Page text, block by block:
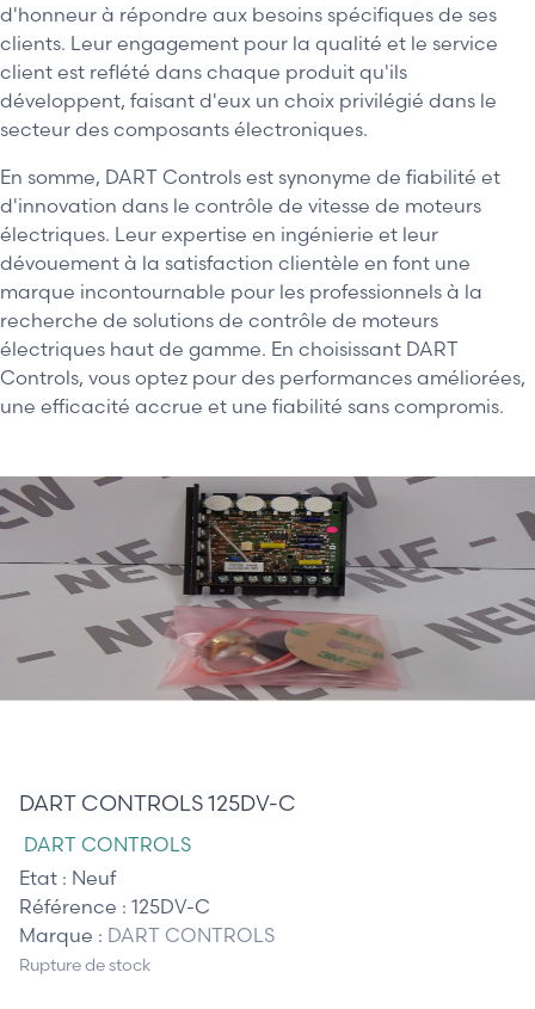
d'honneur à répondre aux besoins spécifiques de ses
clients. Leur engagement pour la qualité et le service
client est reflété dans chaque produit qu'ils
développent, faisant d'eux un choix privilégié dans le
secteur des composants électroniques.
En somme, DART Controls est synonyme de fiabilité et
d'innovation dans le contrôle de vitesse de moteurs
électriques. Leur expertise en ingénierie et leur
dévouement à la satisfaction clientèle en font une
marque incontournable pour les professionnels à la
recherche de solutions de contrôle de moteurs
électriques haut de gamme. En choisissant DART
Controls, vous optez pour des performances améliorées,
une efficacité accrue et une fiabilité sans compromis.
DART CONTROLS 125DV-C
DART CONTROLS
Etat : Neuf
Référence : 125DV-C
Marque : DART CONTROLS
Rupture de stock